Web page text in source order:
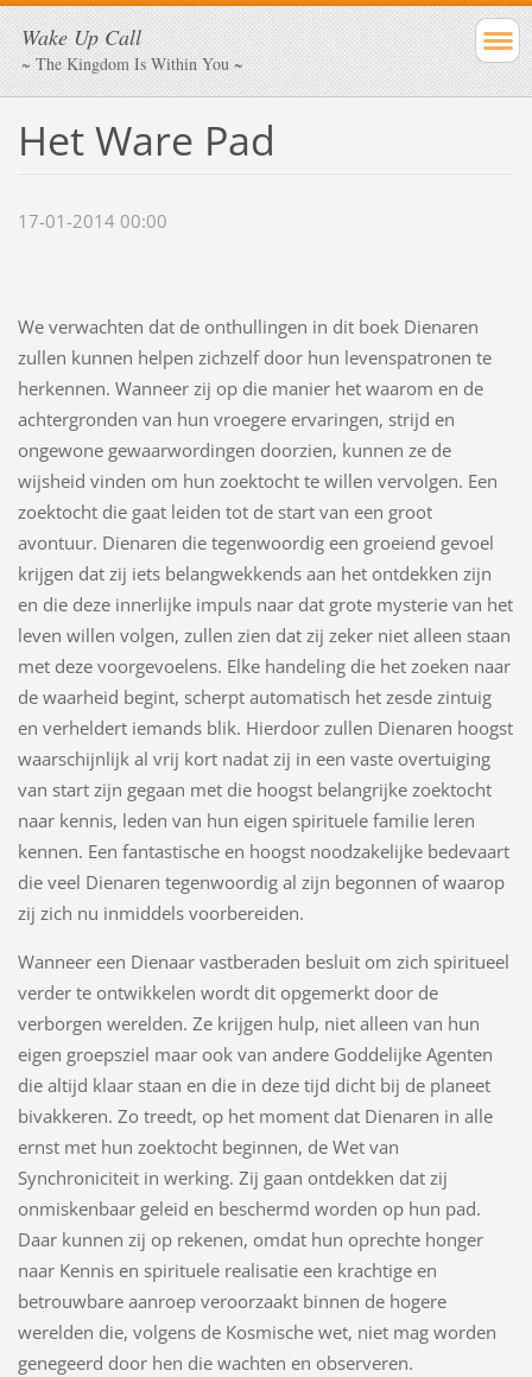
Wake Up Call
~ The Kingdom Is Within You ~
Het Ware Pad
17-01-2014 00:00
We verwachten dat de onthullingen in dit boek Dienaren
zullen kunnen helpen zichzelf door hun levenspatronen te
herkennen. Wanneer zij op die manier het waarom en de
achtergronden van hun vroegere ervaringen, strijd en
ongewone gewaarwordingen doorzien, kunnen ze de
wijsheid vinden om hun zoektocht te willen vervolgen. Een
zoektocht die gaat leiden tot de start van een groot
avontuur. Dienaren die tegenwoordig een groeiend gevoel
krijgen dat zij iets belangwekkends aan het ontdekken zijn
en die deze innerlijke impuls naar dat grote mysterie van het
leven willen volgen, zullen zien dat zij zeker niet alleen staan
met deze voorgevoelens. Elke handeling die het zoeken naar
de waarheid begint, scherpt automatisch het zesde zintuig
en verheldert iemands blik. Hierdoor zullen Dienaren hoogst
waarschijnlijk al vrij kort nadat zij in een vaste overtuiging
van start zijn gegaan met die hoogst belangrijke zoektocht
naar kennis, leden van hun eigen spirituele familie leren
kennen. Een fantastische en hoogst noodzakelijke bedevaart
die veel Dienaren tegenwoordig al zijn begonnen of waarop
zij zich nu inmiddels voorbereiden.
Wanneer een Dienaar vastberaden besluit om zich spiritueel
verder te ontwikkelen wordt dit opgemerkt door de
verborgen werelden. Ze krijgen hulp, niet alleen van hun
eigen groepsziel maar ook van andere Goddelijke Agenten
die altijd klaar staan en die in deze tijd dicht bij de planeet
bivakkeren. Zo treedt, op het moment dat Dienaren in alle
ernst met hun zoektocht beginnen, de Wet van
Synchroniciteit in werking. Zij gaan ontdekken dat zij
onmiskenbaar geleid en beschermd worden op hun pad.
Daar kunnen zij op rekenen, omdat hun oprechte honger
naar Kennis en spirituele realisatie een krachtige en
betrouwbare aanroep veroorzaakt binnen de hogere
werelden die, volgens de Kosmische wet, niet mag worden
genegeerd door hen die wachten en observeren.